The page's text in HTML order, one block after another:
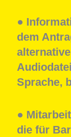
●
dem
Sprache,
●
die für